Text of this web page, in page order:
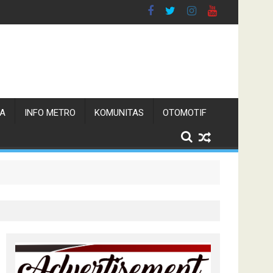
INFO METRO KOMUNITAS OTOMOTIF